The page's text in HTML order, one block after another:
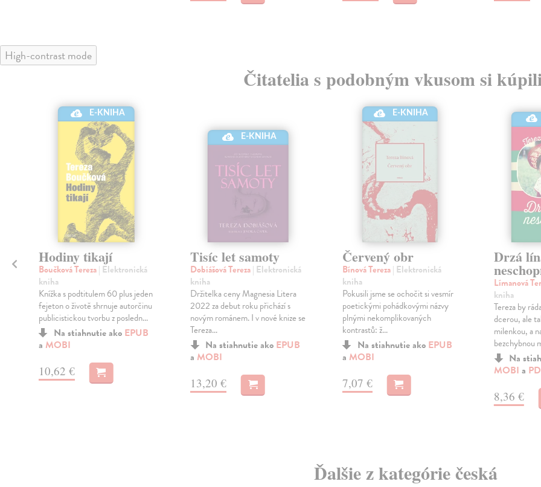
High-contrast mode
Čitatelia s podobným vkusom si
E-KNIHA
Hodiny tikají
Boučková Tereza| Elektronická
kniha
Knížka s podtitulem 60 plus jeden
fejeton o životě shrnuje autorčinu
publicistickou tvorbu z posledn...
Na stiahnutie ako EPUB
a MOBI
10,62 €
E-KNIHA
Tisíc let samoty
Dobiášová Tereza| Elektronická
kniha
Držitelka ceny Magnesia Litera
2022 za debut roku přichází s
novým románem. I v nové knize se
Tereza...
Na stiahnutie ako EPUB
a MOBI
13,20 €
E-KNIHA
Červený obr
Bínová Tereza| Elektronická
kniha
Pokusili jsme se ochočit si vesmír
poetickými pohádkovými názvy
plnými nekomplikovaných
kontrastů: ž...
Na stiahnutie ako EPUB
a MOBI
7,07 €
Drzá
Límanová
kniha
Tereza by
dcerou, ale
milenkou, a
bezchybnou
Na
MOBI a
8,36 €
Ďalšie z kategórie česká